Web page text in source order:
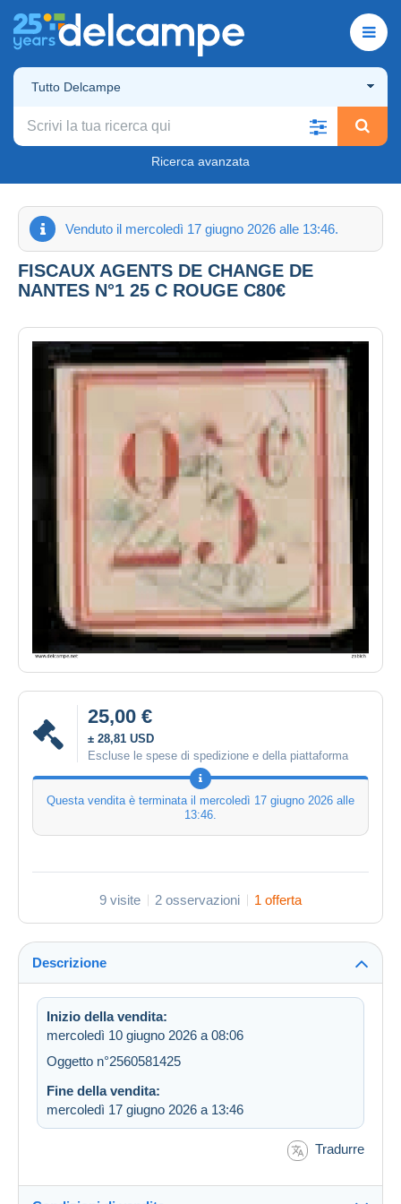
Tutto Delcampe
Ricerca avanzata
Venduto il mercoledì 17 giugno 2026 alle 13:46.
FISCAUX AGENTS DE CHANGE DE
NANTES N°1 25 C ROUGE C80€
25,00 €
± 28,81 USD
Escluse le spese di spedizione e della piattaforma
Questa vendita è terminata il mercoledì 17 giugno 2026 alle
13:46.
9 visite 2 osservazioni 1 offerta
Descrizione
Inizio della vendita:
mercoledì 10 giugno 2026 a 08:06
Oggetto n°2560581425
Fine della vendita:
mercoledì 17 giugno 2026 a 13:46
Tradurre